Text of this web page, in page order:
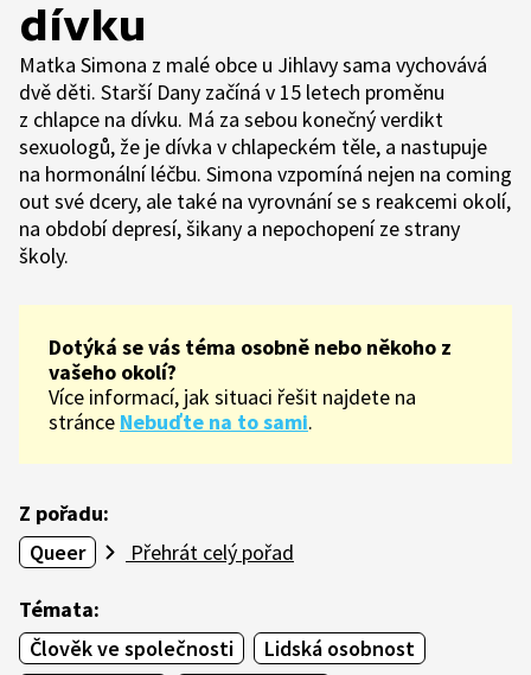
dívku
Matka Simona z malé obce u Jihlavy sama vychovává
dvě děti. Starší Dany začíná v 15 letech proměnu
z chlapce na dívku. Má za sebou konečný verdikt
sexuologů, že je dívka v chlapeckém těle, a nastupuje
na hormonální léčbu. Simona vzpomíná nejen na coming
out své dcery, ale také na vyrovnání se s reakcemi okolí,
na období depresí, šikany a nepochopení ze strany
školy.
Dotýká se vás téma osobně nebo někoho z
vašeho okolí?
Více informací, jak situaci řešit najdete na
stránce Nebuďte na to sami.
Z pořadu:
Queer
Přehrát celý pořad
Témata:
Člověk ve společnosti
Lidská osobnost